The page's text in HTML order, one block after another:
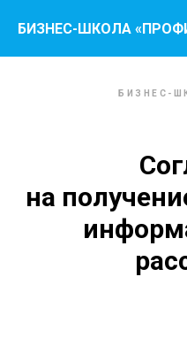
БИЗНЕС-ШКОЛА
БИЗНЕС-
на